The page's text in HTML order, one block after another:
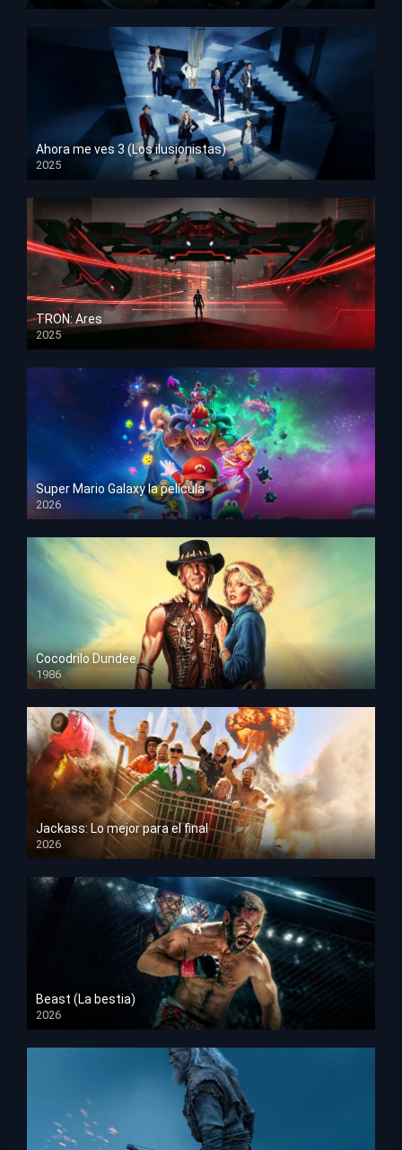
HD 1080p
Ahora me ves 3 (Los ilusionistas)
2025
HD 1080p
TRON: Ares
2025
HD 1080p
Super Mario Galaxy la película
2026
HD 1080p
Cocodrilo Dundee
1986
HD 1080p
Jackass: Lo mejor para el final
2026
HD 1080p
Beast (La bestia)
2026
HD 1080p